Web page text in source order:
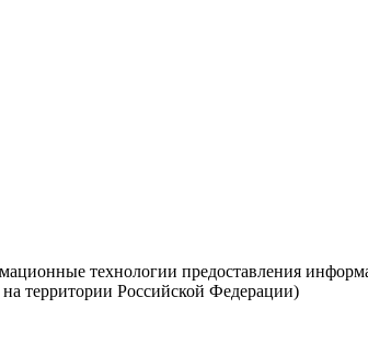
технологии предоставления
территории Российской Федерации)